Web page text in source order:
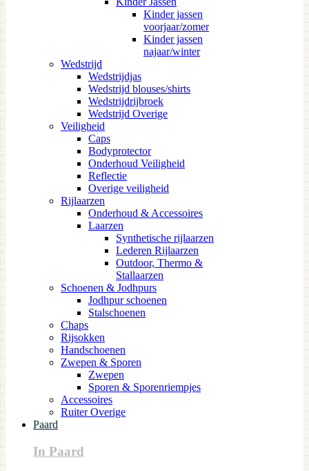
Kinder jassen
voorjaar/zomer
Kinder jassen
najaar/winter
Wedstrijd
Wedstrijdjas
Wedstrijd blouses/shirts
Wedstrijdrijbroek
Wedstrijd Overige
Veiligheid
Caps
Bodyprotector
Onderhoud Veiligheid
Reflectie
Overige veiligheid
Rijlaarzen
Onderhoud & Accessoires
Laarzen
Synthetische rijlaarzen
Lederen Rijlaarzen
Outdoor, Thermo &
Stallaarzen
Schoenen & Jodhpurs
Jodhpur schoenen
Stalschoenen
Chaps
Rijsokken
Handschoenen
Zwepen & Sporen
Zwepen
Sporen & Sporenriempjes
Accessoires
Ruiter Overige
Paard
In Paard